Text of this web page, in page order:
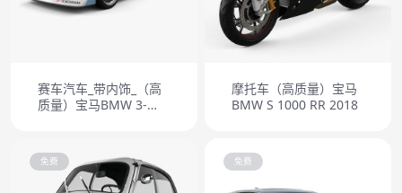
赛车汽车_带内饰_（高
质量）宝马BMW 3-
摩托车（高质量）宝马
BMW S 1000 RR 2018
免费 免费